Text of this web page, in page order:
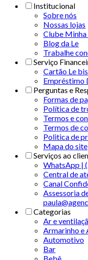
Institucional
Sobre nós
Nossas lojas
Clube Minha
Blog da Le
Trabalhe
Serviço
Cartão Le
Empréstimo
Perguntas e
Formas de
Política de
Termos e
Termos de
Politica de
Mapa do site
Serviços ao
WhatsApp |
Central de
Canal
Assessoria
Categorias
Ar e
Armarinho e
Automotivo
Bar
Bebê